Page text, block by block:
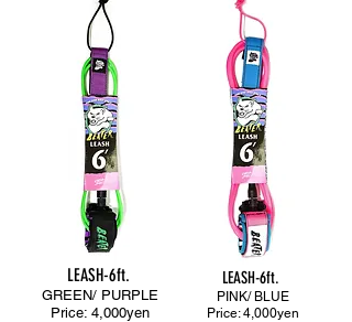
LEASH-6ft.
GREEN/ PURPLE
Price: 4,000yen
LEASH-6ft.
PINK/ BLUE
Price: 4,000yen